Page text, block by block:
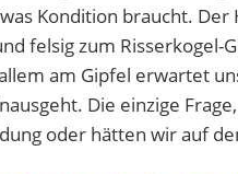
Kondition braucht.
felsig zum
am Gipfel erwartet
Die einzige
oder hätten wir auf